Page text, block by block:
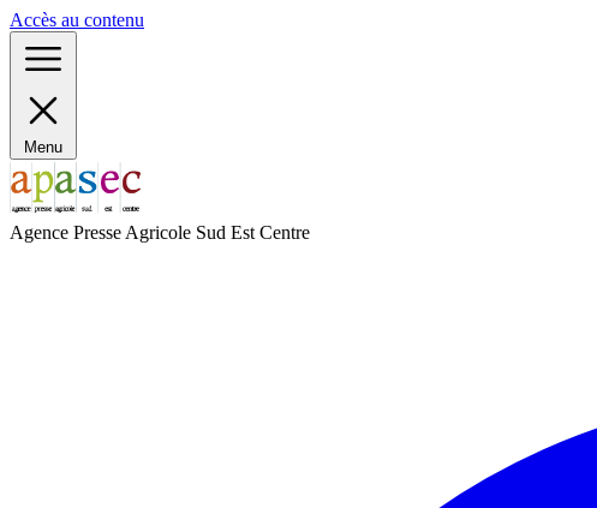
Accès au contenu
Menu
Agence Presse Agricole Sud Est Centre
Panneau de gestion des cookies